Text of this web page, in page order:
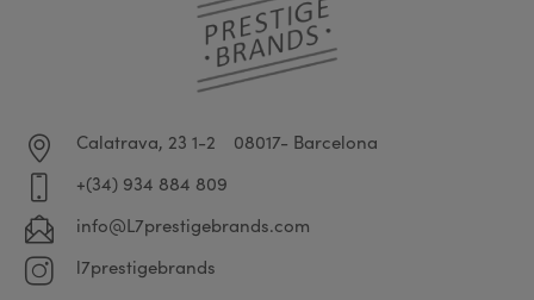
Calatrava, 23 1-2
08017- Barcelona
+(34) 934 884 809
info@L7prestigebrands.com
l7prestigebrands